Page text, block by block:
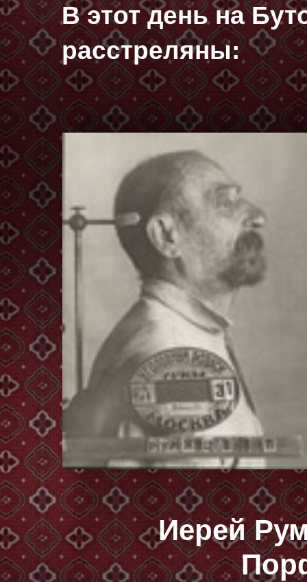
В этот день на
расстреляны:
Иерей